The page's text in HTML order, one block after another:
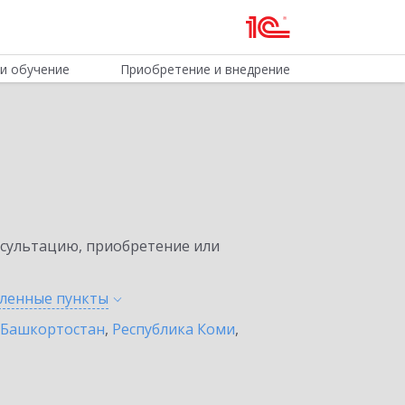
обучение Приобретение и внедрение
приобретение или
пункты
, Республика Коми,